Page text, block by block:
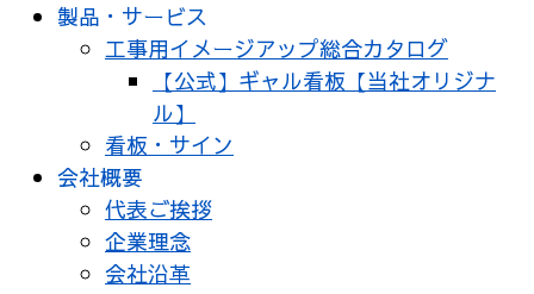
製品・サービス
工事用イメージアップ総合カタログ
【公式】ギャル看板【当社オリジナ
ル】
看板・サイン
会社概要
代表ご挨拶
企業理念
会社沿革